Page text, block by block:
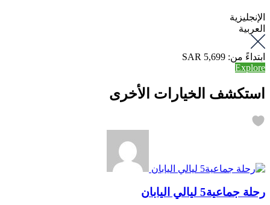
الإنجليزية
العربية
ابتداءً من: 5,699 SAR
Explore
استكشف الخيارات الأخرى
رحلة جماعية5 ليالي اليابان